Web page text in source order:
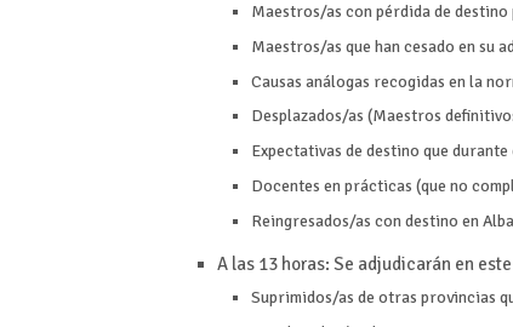
Maestros/as con pérdida de
Maestros/as que han cesado en
Causas análogas recogidas en la
Desplazados/as (Maestros
Expectativas de destino que
Docentes en prácticas (que no
Reingresados/as con destino en
A las 13 horas: Se adjudicarán en
Suprimidos/as de otras provincias